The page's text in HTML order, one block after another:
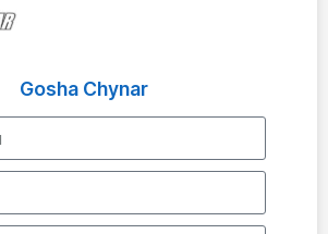
Gosha Chynar